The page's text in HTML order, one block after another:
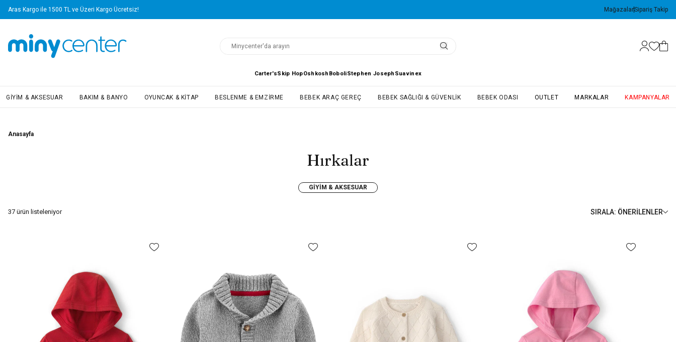
Yapı Kredi Kartlarına Vade Farksız 4 Taksit Avantajı! MağazalarSipariş Takip
Carter'sSkip HopOshkosh BoboliStephen Joseph Suavinex
GIYIM & AKSESUAR BAKIM & BANYO OYUNCAK & KITAP BESLENME & EMZIRME BEBEK ARAÇ GEREÇ BEBEK SAĞLIĞI & GÜVENLIK BEBEK ODASI OUTLET MARKALAR KAMPANYALAR
Anasayfa
Hırkalar
GIYIM & AKSESUAR
37 ürün listeleniyor SIRALA: ÖNERILENLER